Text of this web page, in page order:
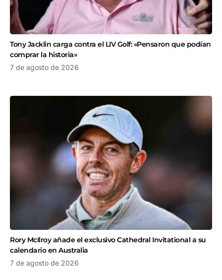
Tony Jacklin carga contra el LIV Golf: «Pensaron que podían
comprar la historia»
7 de agosto de 2026
Rory McIlroy añade el exclusivo Cathedral Invitational a su
calendario en Australia
7 de agosto de 2026